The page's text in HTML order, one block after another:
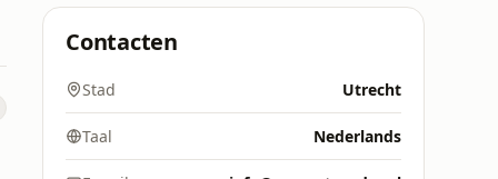
Contacten
Stad Utrecht
Taal Nederlands